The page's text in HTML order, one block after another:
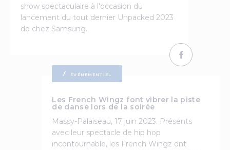
show spectaculaire à l'occasion du
lancement du tout dernier Unpacked 2023
de chez Samsung.
ÉVÉNEMENTIEL
Les French Wingz font vibrer la piste
de danse lors de la soirée
Massy-Palaiseau, 17 juin 2023. Présents
avec leur spectacle de hip hop
incontournable, les French Wingz ont